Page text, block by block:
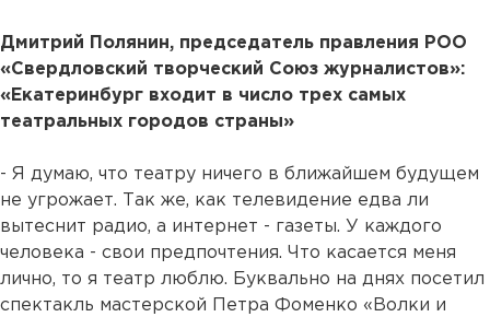
Дмитрий Полянин, председатель правления РОО
«Свердловский творческий Союз журналистов»:
«Екатеринбург входит в число трех самых
театральных городов страны»
- Я думаю, что театру ничего в ближайшем будущем
не угрожает. Так же, как телевидение едва ли
вытеснит радио, а интернет - газеты. У каждого
человека - свои предпочтения. Что касается меня
лично, то я театр люблю. Буквально на днях посетил
спектакль мастерской Петра Фоменко «Волки и